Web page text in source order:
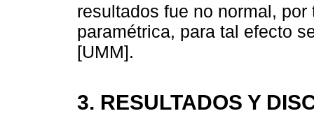
resultados fue no normal,
paramétrica, para tal efecto
[UMM].
3. RESULTADOS Y